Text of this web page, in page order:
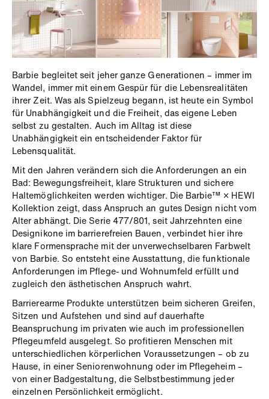
Barbie begleitet seit jeher ganze Generationen – immer im
Wandel, immer mit einem Gespür für die Lebensrealitäten
ihrer Zeit. Was als Spielzeug begann, ist heute ein Symbol
für Unabhängigkeit und die Freiheit, das eigene Leben
selbst zu gestalten. Auch im Alltag ist diese
Unabhängigkeit ein entscheidender Faktor für
Lebensqualität.
Mit den Jahren verändern sich die Anforderungen an ein
Bad: Bewegungsfreiheit, klare Strukturen und sichere
Haltemöglichkeiten werden wichtiger. Die Barbie™ × HEWI
Kollektion zeigt, dass Anspruch an gutes Design nicht vom
Alter abhängt. Die Serie 477/801, seit Jahrzehnten eine
Designikone im barrierefreien Bauen, verbindet hier ihre
klare Formensprache mit der unverwechselbaren Farbwelt
von Barbie. So entsteht eine Ausstattung, die funktionale
Anforderungen im Pflege- und Wohnumfeld erfüllt und
zugleich den ästhetischen Anspruch wahrt.
Barrierearme Produkte unterstützen beim sicheren Greifen,
Sitzen und Aufstehen und sind auf dauerhafte
Beanspruchung im privaten wie auch im professionellen
Pflegeumfeld ausgelegt. So profitieren Menschen mit
unterschiedlichen körperlichen Voraussetzungen – ob zu
Hause, in einer Seniorenwohnung oder im Pflegeheim –
von einer Badgestaltung, die Selbstbestimmung jeder
einzelnen Persönlichkeit ermöglicht.